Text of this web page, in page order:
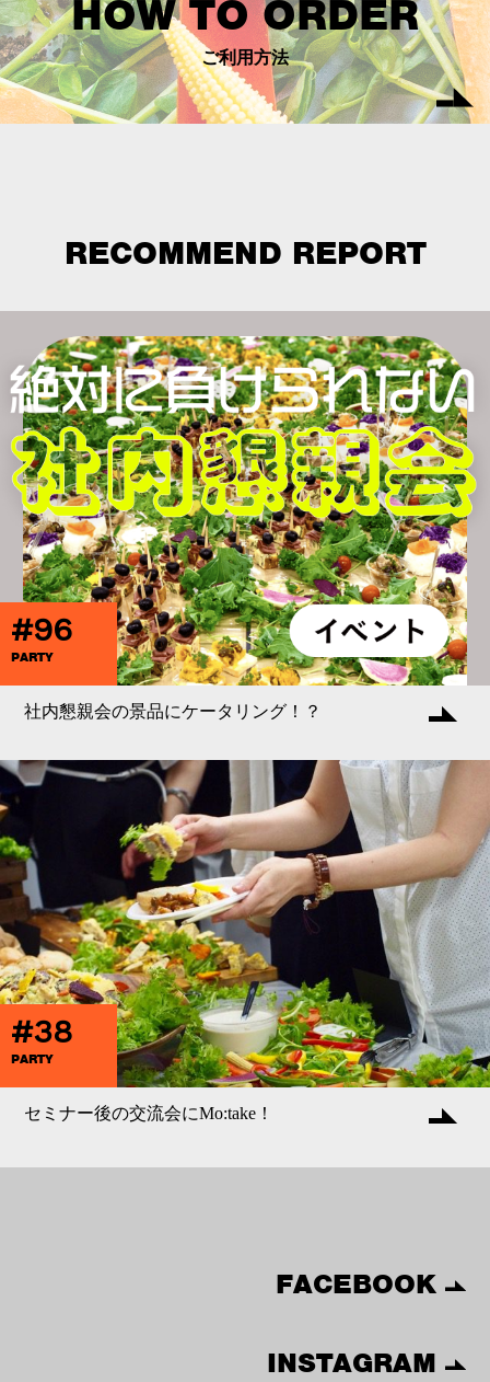
HOW TO ORDER
ご利用方法
RECOMMEND REPORT
#96
PARTY
社内懇親会の景品にケータリング！？
#38
PARTY
セミナー後の交流会にMo:take！
FACEBOOK
INSTAGRAM